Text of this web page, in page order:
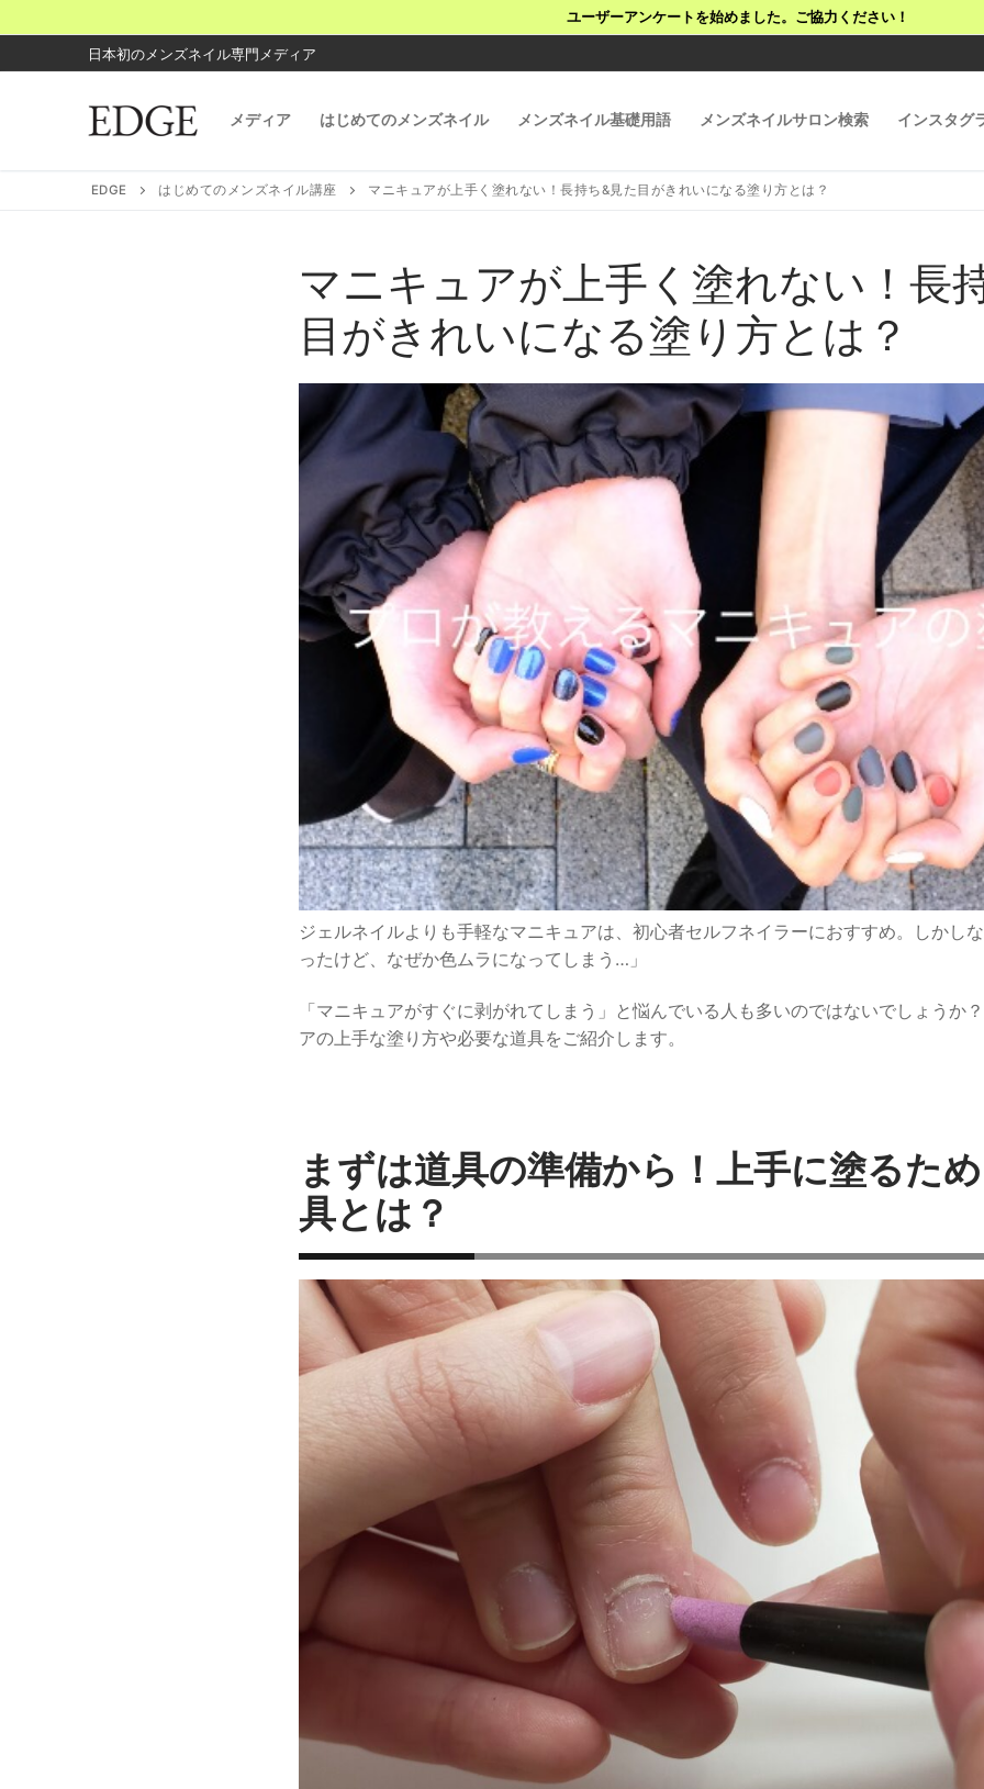
ン
テ
ユーザーアンケートを始めました。ご協力ください！
日本初のメンズネイル専門メディア
メディア はじめてのメンズネイル メンズネイル基礎用語 メンズネイルサロン検索 インスタグ
EDGE はじめてのメンズネイル講座 マニキュアが上手く塗れない！長持ち&見た目がきれいになる塗り方とは？
マニキュアが上手く塗れない！長
目がきれいになる塗り方とは？
ジェルネイルよりも手軽なマニキュアは、初心者セルフネイラーにおすすめ。
しかし
ったけど、なぜか色ムラになってしまう…」
「マニキュアがすぐに剥がれてしまう」 と悩んでいる人も多いのではないでしょうか？
アの上手な塗り方や必要な道具をご紹介します。
まずは道具の準備から！上手に塗るた
具とは？